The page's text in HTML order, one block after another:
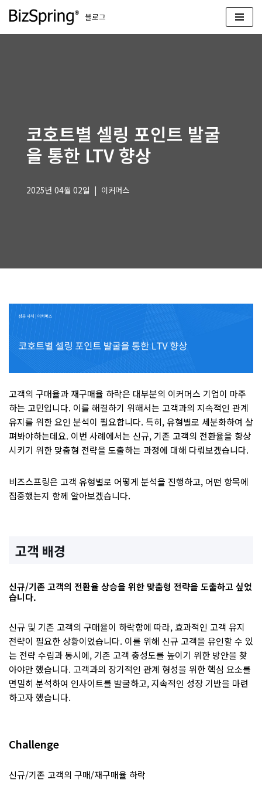
콘
블로그
코호트별 셀링 포인트 발굴
을 통한 LTV 향상
2025년 04월 02일 이커머스
고객의 구매율과 재구매율 하락은 대부분의 이커머스 기업이 마주
하는 고민입니다. 이를 해결하기 위해서는 고객과의 지속적인 관계
유지를 위한 요인 분석이 필요합니다. 특히, 유형별로 세분화하여 살
펴봐야하는데요. 이번 사례에서는 신규, 기존 고객의 전환율을 향상
시키기 위한 맞춤형 전략을 도출하는 과정에 대해 다뤄보겠습니다.
비즈스프링은 고객 유형별로 어떻게 분석을 진행하고, 어떤 항목에
집중했는지 함께 알아보겠습니다.
고객 배경
신규/기존 고객의 전환율 상승을 위한 맞춤형 전략을 도출하고 싶었
습니다.
신규 및 기존 고객의 구매율이 하락함에 따라, 효과적인 고객 유지
전략이 필요한 상황이었습니다. 이를 위해 신규 고객을 유인할 수 있
는 전략 수립과 동시에, 기존 고객 충성도를 높이기 위한 방안을 찾
아야만 했습니다. 고객과의 장기적인 관계 형성을 위한 핵심 요소를
면밀히 분석하여 인사이트를 발굴하고, 지속적인 성장 기반을 마련
하고자 했습니다.
Challenge
신규/기존 고객의 구매/재구매율 하락